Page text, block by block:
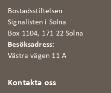
Bostadsstiftelsen
Signalisten i Solna
Box 1104, 171 22 Solna
Besöksadress:
Västra vägen 11 A
Kontakta oss